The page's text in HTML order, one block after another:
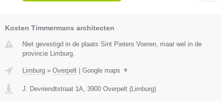
Kosten Timmermans architecten
Niet gevestigd in de plaats Sint Pieters Voeren, maar wel in de
provincie Limburg.
Limburg » Overpelt Google maps ▼
J. Devriendtstraat 1A 3900 Overpelt ( Limburg)